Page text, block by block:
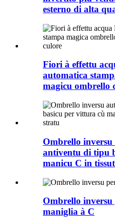
esterno di alta
Fiori à effettu
automatica
magicu ombrello
Ombrello
antiventu di tipu
manicu C in
Ombrello
maniglia à C